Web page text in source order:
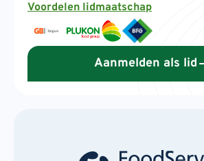
Voordelen lidmaatschap
Aanmelden als lid